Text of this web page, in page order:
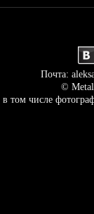
Почта:
©
том числе